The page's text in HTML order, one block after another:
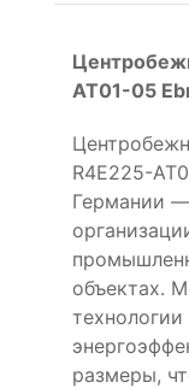
AT01-05
R4E225-
Германии
объектах.
размеры,